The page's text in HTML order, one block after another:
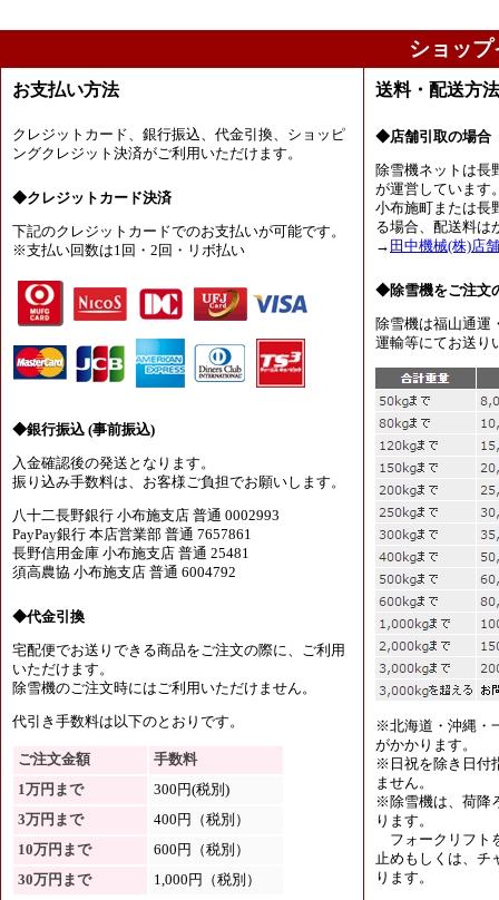
ショッ
お支払い方法
クレジットカード、銀行振込、代金引換、ショッピ
ングクレジット決済がご利用いただけます。
◆クレジットカード決済
下記のクレジットカードでのお支払いが可能です。
※支払い回数は1回・2回・リボ払い
◆銀行振込 (事前振込)
入金確認後の発送となります。
振り込み手数料は、お客様ご負担でお願いします。
八十二長野銀行 小布施支店 普通 0002993
PayPay銀行 本店営業部 普通 7657861
長野信用金庫 小布施支店 普通 25481
須高農協 小布施支店 普通 6004792
◆代金引換
宅配便でお送りできる商品をご注文の際に、ご利用
いただけます。
除雪機のご注文時にはご利用いただけません。
代引き手数料は以下のとおりです。
ご注文金額
手数料
1万円まで
300円(税別)
3万円まで
400円（税別）
10万円まで
600円（税別）
30万円まで
1,000円（税別）
送料・配送方
◆店舗引取の場合
除雪機ネットは長
が運営しています
小布施町または長
る場合、配送料は
→ 田中機械(株)店
◆除雪機をご注文
除雪機は福山通運
運輸等にてお送り
※北海道・沖縄・
がかかります。
※日祝を除き日付
ません。
※除雪機は、荷降
ります。
フォークリフト
止めもしくは、チ
ります。